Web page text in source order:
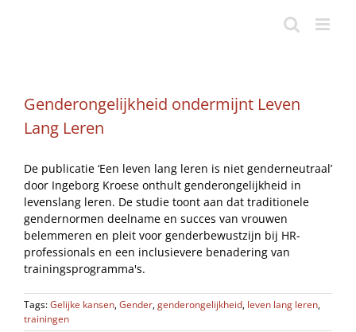
Genderongelijkheid ondermijnt Leven
Lang Leren
De publicatie ‘Een leven lang leren is niet genderneutraal’
door Ingeborg Kroese onthult genderongelijkheid in
levenslang leren. De studie toont aan dat traditionele
gendernormen deelname en succes van vrouwen
belemmeren en pleit voor genderbewustzijn bij HR-
professionals en een inclusievere benadering van
trainingsprogramma's.
Tags:Gelijke kansen,Gender,genderongelijkheid, leven lang leren,
trainingen